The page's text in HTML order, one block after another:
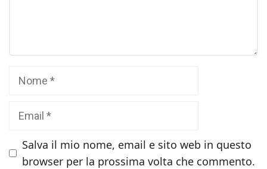
Salva il mio nome, email e sito web in questo
browser per la prossima volta che commento.